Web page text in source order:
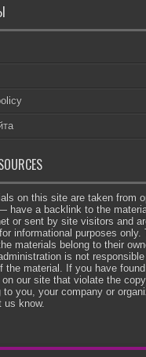
on this site are taken from
have a backlink to the
or sent by site visitors and
informational purposes only.
materials belong to their
is not
the material. If you have found
on our site that violate the
to you, your company or
us know.